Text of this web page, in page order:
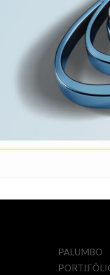
PALUMBO